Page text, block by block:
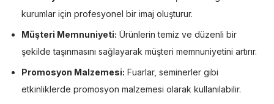
kurumlar için profesyonel bir imaj oluşturur.
Müşteri Memnuniyeti: Ürünlerin temiz ve düzenli bir
şekilde taşınmasını sağlayarak müşteri memnuniyetini artırır.
Promosyon Malzemesi: Fuarlar, seminerler gibi
etkinliklerde promosyon malzemesi olarak kullanılabilir.